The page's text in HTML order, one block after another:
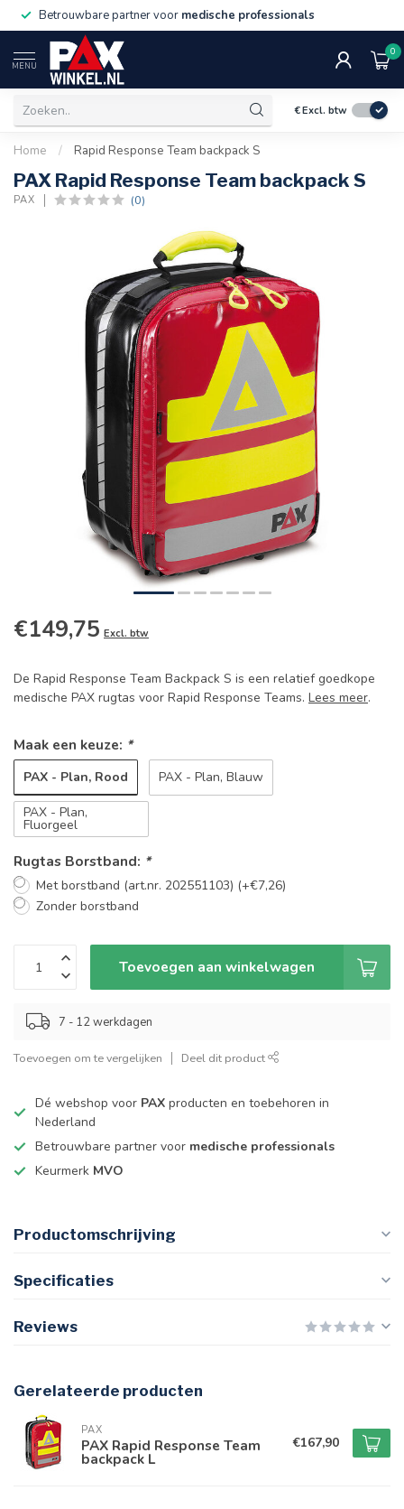
Betrouwbare partner voor medische professionals
MENU
0
€Excl. btw
Home / Rapid Response Team backpack S
PAX Rapid Response Team backpack S
PAX (0)
€149,75 Excl. btw
De Rapid Response Team Backpack S is een relatief goedkope
medische PAX rugtas voor Rapid Response Teams. Lees meer.
Maak een keuze: *
PAX - Plan, Rood PAX - Plan, Blauw
PAX - Plan,
Fluorgeel
Rugtas Borstband: *
Met borstband (art.nr. 202551103) (+€7,26)
Zonder borstband
Toevoegen aan winkelwagen
7 - 12 werkdagen
Toevoegen om te vergelijken Deel dit product
Dé webshop voor PAX producten en toebehoren in
Nederland
Betrouwbare partner voor medische professionals
Keurmerk MVO
Productomschrijving
Specificaties
Reviews
Gerelateerde producten
PAX
PAX Rapid Response Team
backpack L
€167,90